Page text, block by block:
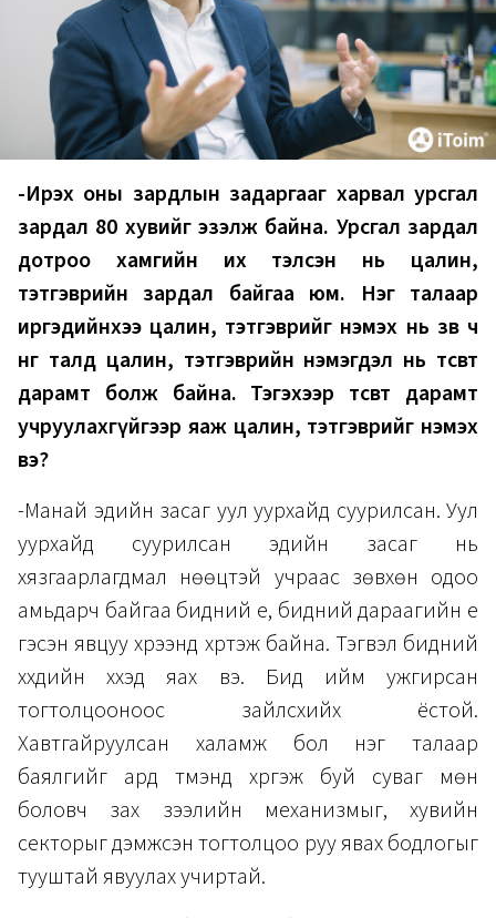
-Ирэх оны зардлын задаргааг харвал урсгал
зардал 80 хувийг эзэлж байна. Урсгал зардал
дотроо хамгийн их тэлсэн нь цалин,
тэтгэврийн зардал байгаа юм. Нэг талаар
иргэдийнхээ цалин, тэтгэврийг нэмэх нь зөв ч
нөгөө талд цалин, тэтгэврийн нэмэгдэл нь төсөвт
дарамт болж байна. Тэгэхээр төсөвт дарамт
учруулахгүйгээр яаж цалин, тэтгэврийг нэмэх
вэ?
-Манай эдийн засаг уул уурхайд суурилсан. Уул
уурхайд суурилсан эдийн засаг нь
хязгаарлагдмал нөөцтэй учраас зөвхөн одоо
амьдарч байгаа бидний үе, бидний дараагийн үе
гэсэн явцуу хүрээнд хүртэж байна. Тэгвэл бидний
хүүхдийн хүүхэд яах вэ. Бид ийм ужгирсан
тогтолцооноос зайлсхийх ёстой.
Хавтгайруулсан халамж бол нэг талаар
баялгийг ард түмэнд хүргэж буй суваг мөн
боловч зах зээлийн механизмыг, хувийн
секторыг дэмжсэн тогтолцоо руу явах бодлогыг
тууштай явуулах учиртай.